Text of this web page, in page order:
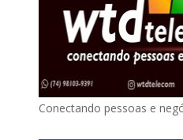
Conectando pessoas e